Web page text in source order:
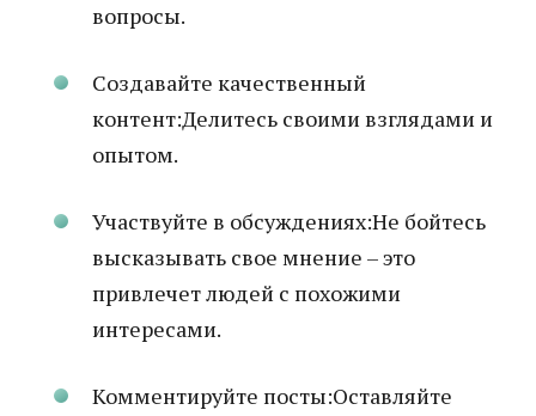
вопросы.
Создавайте качественный
контент:Делитесь своими взглядами и
опытом.
Участвуйте в обсуждениях:Не бойтесь
высказывать свое мнение – это
привлечет людей с похожими
интересами.
Комментируйте посты:Оставляйте